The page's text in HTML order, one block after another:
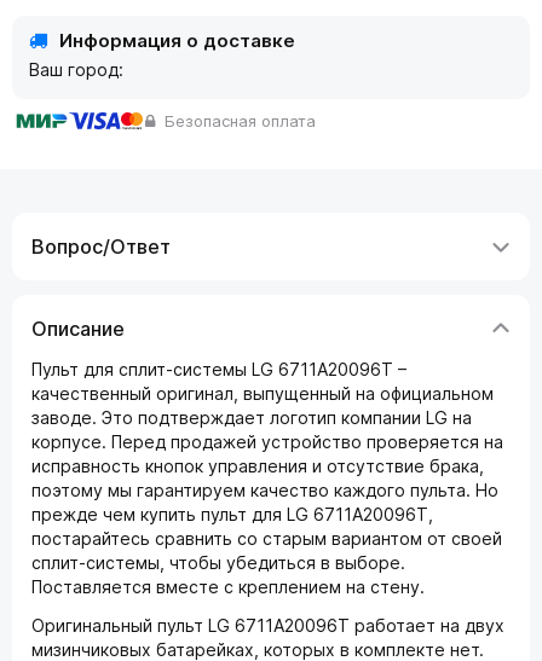
Информация о доставке
Ваш город:
Безопасная оплата
Вопрос/Ответ
Описание
Пульт для сплит-системы LG 6711A20096T –
качественный оригинал, выпущенный на официальном
заводе. Это подтверждает логотип компании LG на
корпусе. Перед продажей устройство проверяется на
исправность кнопок управления и отсутствие брака,
поэтому мы гарантируем качество каждого пульта. Но
прежде чем купить пульт для LG 6711A20096T,
постарайтесь сравнить со старым вариантом от своей
сплит-системы, чтобы убедиться в выборе.
Поставляется вместе с креплением на стену.
Оригинальный пульт LG 6711A20096T работает на двух
мизинчиковых батарейках, которых в комплекте нет.